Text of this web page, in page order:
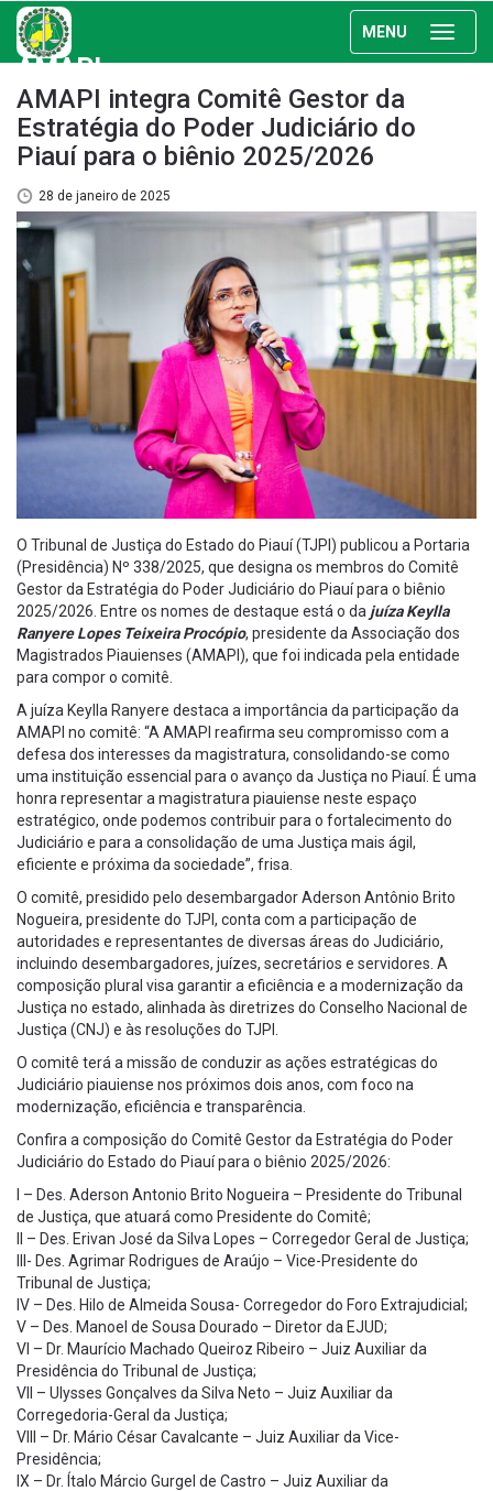
MENU
AMAPI
AMAPI integra Comitê Gestor da
Estratégia do Poder Judiciário do
Piauí para o biênio 2025/2026
28 de janeiro de 2025
O Tribunal de Justiça do Estado do Piauí (TJPI) publicou a Portaria
(Presidência) Nº 338/2025, que designa os membros do Comitê
Gestor da Estratégia do Poder Judiciário do Piauí para o biênio
2025/2026. Entre os nomes de destaque está o da juíza Keylla
Ranyere Lopes Teixeira Procópio, presidente da Associação dos
Magistrados Piauienses (AMAPI), que foi indicada pela entidade
para compor o comitê.
A juíza Keylla Ranyere destaca a importância da participação da
AMAPI no comitê: “A AMAPI reafirma seu compromisso com a
defesa dos interesses da magistratura, consolidando-se como
uma instituição essencial para o avanço da Justiça no Piauí. É uma
honra representar a magistratura piauiense neste espaço
estratégico, onde podemos contribuir para o fortalecimento do
Judiciário e para a consolidação de uma Justiça mais ágil,
eficiente e próxima da sociedade”, frisa.
O comitê, presidido pelo desembargador Aderson Antônio Brito
Nogueira, presidente do TJPI, conta com a participação de
autoridades e representantes de diversas áreas do Judiciário,
incluindo desembargadores, juízes, secretários e servidores. A
composição plural visa garantir a eficiência e a modernização da
Justiça no estado, alinhada às diretrizes do Conselho Nacional de
Justiça (CNJ) e às resoluções do TJPI.
O comitê terá a missão de conduzir as ações estratégicas do
Judiciário piauiense nos próximos dois anos, com foco na
modernização, eficiência e transparência.
Confira a composição do Comitê Gestor da Estratégia do Poder
Judiciário do Estado do Piauí para o biênio 2025/2026:
I – Des. Aderson Antonio Brito Nogueira – Presidente do Tribunal
de Justiça, que atuará como Presidente do Comitê;
II – Des. Erivan José da Silva Lopes – Corregedor Geral de Justiça;
III- Des. Agrimar Rodrigues de Araújo – Vice-Presidente do
Tribunal de Justiça;
IV – Des. Hilo de Almeida Sousa- Corregedor do Foro Extrajudicial;
V – Des. Manoel de Sousa Dourado – Diretor da EJUD;
VI – Dr. Maurício Machado Queiroz Ribeiro – Juiz Auxiliar da
Presidência do Tribunal de Justiça;
VII – Ulysses Gonçalves da Silva Neto – Juiz Auxiliar da
Corregedoria-Geral da Justiça;
VIII – Dr. Mário César Cavalcante – Juiz Auxiliar da Vice-
Presidência;
IX – Dr. Ítalo Márcio Gurgel de Castro – Juiz Auxiliar da